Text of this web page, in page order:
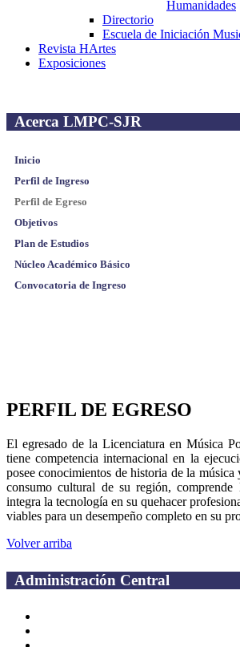
Humanidades
Directorio
Escuela de Iniciación
Revista HArtes
Exposiciones
Acerca LMPC-SJR
Inicio
Perfil de Ingreso
Perfil de Egreso
Objetivos
Plan de Estudios
Núcleo Académico Básico
Convocatoria de Ingreso
PERFIL DE EGRESO
El egresado de la Licenciatura en Música
tiene competencia internacional en la
posee conocimientos de historia de la música
consumo cultural de su región, comprende
integra la tecnología en su quehacer
viables para un desempeño completo en su
Volver arriba
Administración Central